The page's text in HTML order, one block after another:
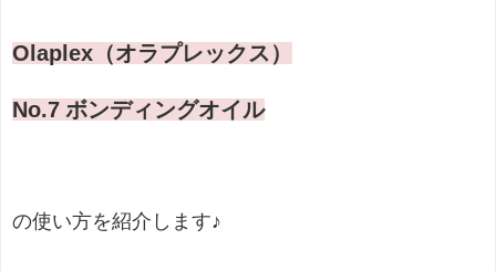
Olaplex（オラプレックス）
No.7 ボンディングオイル
の使い方を紹介します♪